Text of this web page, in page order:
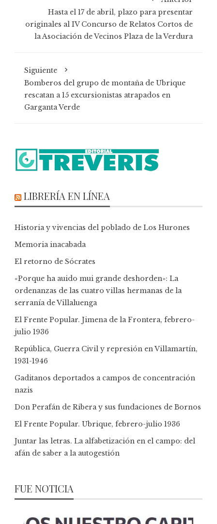
Hasta el 17 de abril, plazo para presentar
originales al IV Concurso de Relatos Cortos de
la Asociación de Vecinos Plaza de la Verdura
Siguiente
Bomberos del grupo de montaña de Ubrique
rescatan a 15 excursionistas atrapados en
Garganta Verde
LIBRERÍA EN LÍNEA
Historia y vivencias del poblado de Los Hurones
Memoria inacabada
El retorno de Sócrates
«Porque ha auido mui grande deshorden»: La
ordenanzas de las cuatro villas hermanas de la
serranía de Villaluenga
El Frente Popular. Jimena de la Frontera, febrero-
julio 1936
República, Guerra Civil y represión en Villamartín,
1931-1946
Gaditanos deportados a campos de concentración
nazis
Don Perafán de Ribera y sus fundaciones de Bornos
El Frente Popular. Ubrique, febrero-julio 1936
Juntar las letras. La alfabetización en el campo: del
afán de saber a la autogestión
FUE NOTICIA